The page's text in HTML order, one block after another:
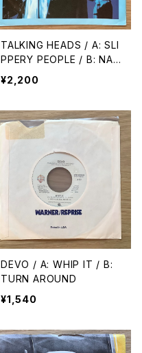
TALKING HEADS / A: SLI
PPERY PEOPLE / B: NATI
VE MELODY
¥2,200
DEVO / A: WHIP IT / B:
TURN AROUND
¥1,540